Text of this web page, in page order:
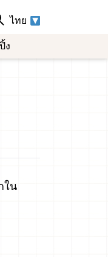
ไทย
ง
ใน